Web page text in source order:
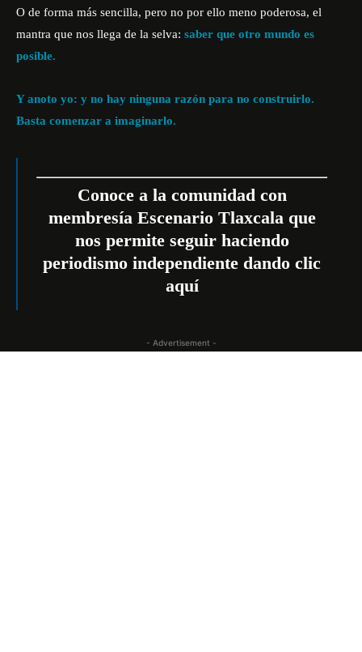
O de forma más sencilla, pero no por ello meno poderosa, el
mantra que nos llega de la selva: saber que otro mundo es
posible.
Y anoto yo: y no hay ninguna razón para no construirlo.
Basta comenzar a imaginarlo.
Conoce a la comunidad con
membresía Escenario Tlaxcala que
nos permite seguir haciendo
periodismo independiente dando clic
aquí
- Advertisement -